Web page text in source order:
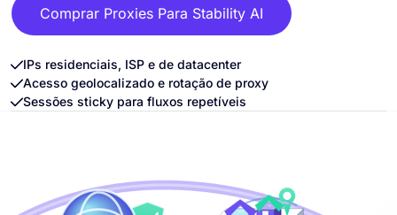
Comprar Proxies Para Stability AI
IPs residenciais, ISP e de datacenter
Acesso geolocalizado e rotação de proxy
Sessões sticky para fluxos repetíveis